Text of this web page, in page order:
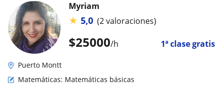
$25000/h 1ª clase gratis
Myriam
★ 5,0 (2 valoraciones)
Puerto Montt
Matemáticas: Matemáticas básicas